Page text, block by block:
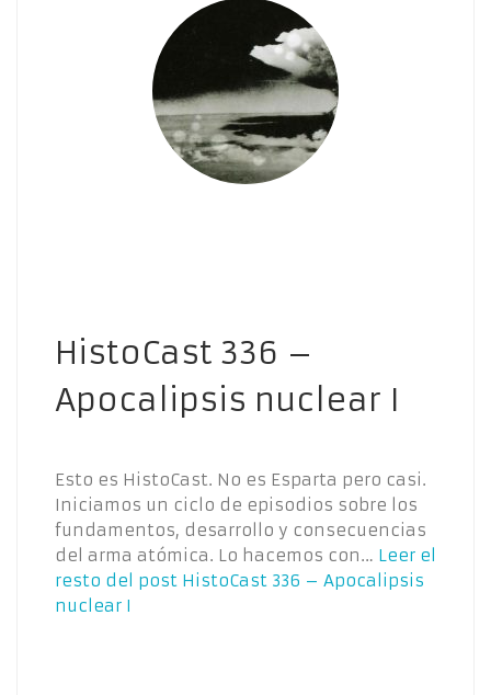
HistoCast 336 –
Apocalipsis nuclear I
Esto es HistoCast. No es Esparta pero casi.
Iniciamos un ciclo de episodios sobre los
fundamentos, desarrollo y consecuencias
del arma atómica. Lo hacemos con… Leer el
resto del post HistoCast 336 – Apocalipsis
nuclear I